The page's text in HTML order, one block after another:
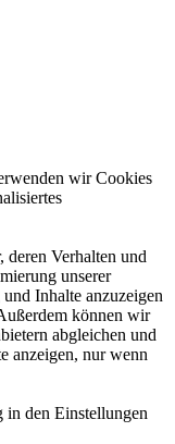
wir Cookies
deren Verhalten und
unserer
Inhalte anzuzeigen
können wir
abgleichen und
anzeigen, nur wenn
den Einstellungen